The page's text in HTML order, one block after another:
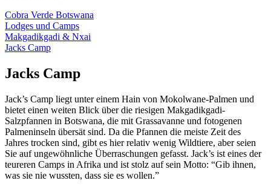
Cobra Verde Botswana
Lodges und Camps
Makgadikgadi & Nxai
Jacks Camp
Jacks Camp
Jack’s Camp liegt unter einem Hain von Mokolwane-Palmen und
bietet einen weiten Blick über die riesigen Makgadikgadi-
Salzpfannen in Botswana, die mit Grassavanne und fotogenen
Palmeninseln übersät sind. Da die Pfannen die meiste Zeit des
Jahres trocken sind, gibt es hier relativ wenig Wildtiere, aber seien
Sie auf ungewöhnliche Überraschungen gefasst. Jack’s ist eines der
teureren Camps in Afrika und ist stolz auf sein Motto: “Gib ihnen,
was sie nie wussten, dass sie es wollen.”